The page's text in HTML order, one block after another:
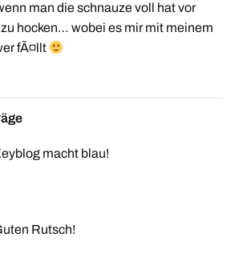
man die schnauze voll hat vor
hocken… wobei es mir mit meinem
fÃ¤llt
macht blau!
Rutsch!